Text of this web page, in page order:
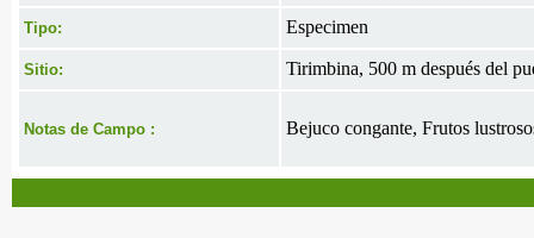
Tipo: Especimen
Sitio: Tirimbina, 500 m después del
Notas de Campo : Bejuco congante, Frutos